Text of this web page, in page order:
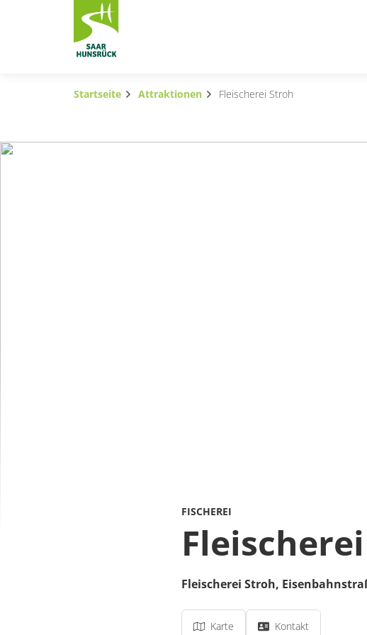
Zum Hauptinhalt springen
Subnavigation umschalten
Startseite Attraktionen Fleischerei Stroh
FISCHEREI
Fleischerei Stroh,
Karte Kontakt